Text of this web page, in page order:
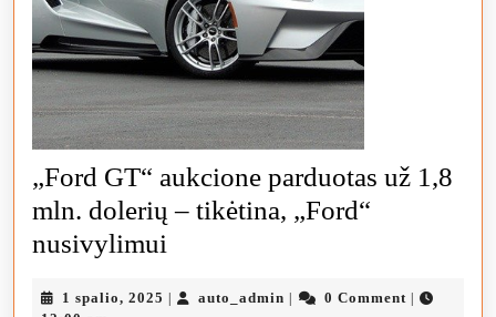
„Ford GT“ aukcione parduotas už 1,8
mln. dolerių – tikėtina, „Ford“
nusivylimui
aukcione
1 spalio, 2025 1
auto_admin auto_admin
0 Comment